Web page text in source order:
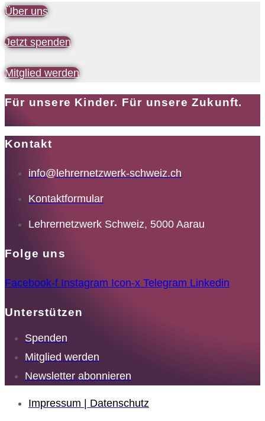
Über uns
Jetzt spenden
Mitglied werden
Für unsere Kinder. Für unsere Zukunft.
Kontakt
info@lehrernetzwerk-schweiz.ch
Kontaktformular
Lehrernetzwerk Schweiz, 5000 Aarau
Folge uns
Facebook-f Instagram Icon-x Telegram Linkedin
Unterstützen
Spenden
Mitglied werden
Newsletter abonnieren
Impressum | Datenschutz